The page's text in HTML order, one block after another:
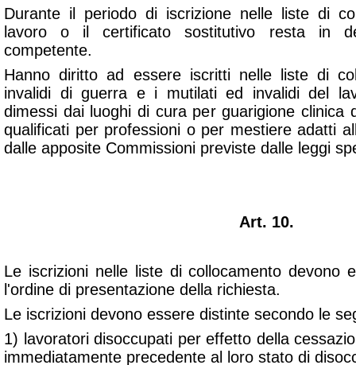
Durante il periodo di iscrizione nelle liste di
lavoro o il certificato sostitutivo resta in
competente.
Hanno diritto ad essere iscritti nelle liste di
invalidi di guerra e i mutilati ed invalidi del
dimessi dai luoghi di cura per guarigione clinica
qualificati per professioni o per mestiere adatti
dalle apposite Commissioni previste dalle leggi
Art. 10.
Le iscrizioni nelle liste di collocamento devono
l'ordine di presentazione della richiesta.
Le iscrizioni devono essere distinte secondo le
1) lavoratori disoccupati per effetto della
immediatamente precedente al loro stato di